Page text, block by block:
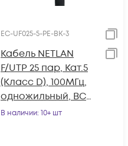
EC-UF025-5-PE-BK-3
Кабель NETLAN
F/UTP 25 пар, Кат.5
(Класс D), 100МГц,
одножильный, BC
(чистая медь),
В наличии: 10+ шт